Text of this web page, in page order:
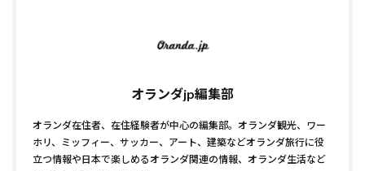
オランダjp編集部
オランダ在住者、在住経験者が中心の編集部。オランダ観光、ワー
ホリ、ミッフィー、サッカー、アート、建築などオランダ旅行に役
立つ情報や日本で楽しめるオランダ関連の情報、オランダ生活など